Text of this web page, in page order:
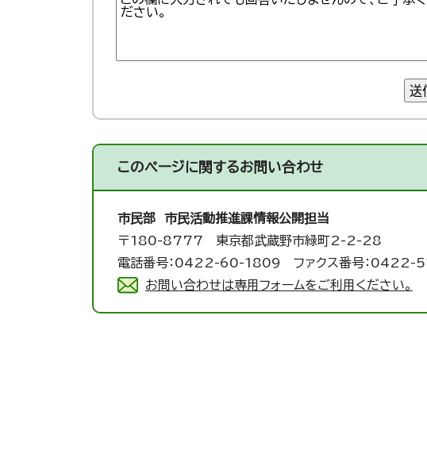
送
このページに関するお問い合わせ
市民部 市民活動推進課情報公開担当
〒180-8777 東京都武蔵野市緑町2-2-28
電話番号：0422-60-1809 ファクス番号：0422-
お問い合わせは専用フォームをご利用ください。